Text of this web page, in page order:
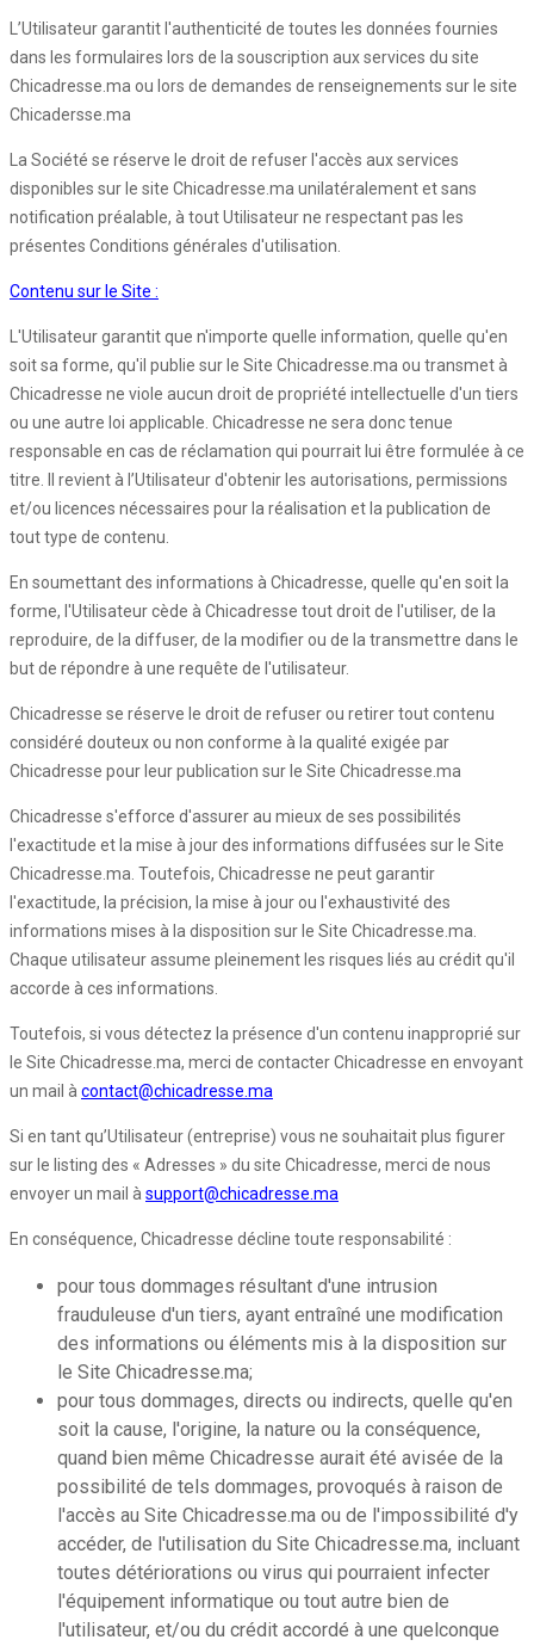
L’Utilisateur garantit l'authenticité de toutes les données fournies
dans les formulaires lors de la souscription aux services du site
Chicadresse.ma ou lors de demandes de renseignements sur le site
Chicadersse.ma
La Société se réserve le droit de refuser l'accès aux services
disponibles sur le site Chicadresse.ma unilatéralement et sans
notification préalable, à tout Utilisateur ne respectant pas les
présentes Conditions générales d'utilisation.
Contenu sur le Site :
L'Utilisateur garantit que n'importe quelle information, quelle qu'en
soit sa forme, qu'il publie sur le Site Chicadresse.ma ou transmet à
Chicadresse ne viole aucun droit de propriété intellectuelle d'un tiers
ou une autre loi applicable. Chicadresse ne sera donc tenue
responsable en cas de réclamation qui pourrait lui être formulée à ce
titre. Il revient à l’Utilisateur d'obtenir les autorisations, permissions
et/ou licences nécessaires pour la réalisation et la publication de
tout type de contenu.
En soumettant des informations à Chicadresse, quelle qu'en soit la
forme, l'Utilisateur cède à Chicadresse tout droit de l'utiliser, de la
reproduire, de la diffuser, de la modifier ou de la transmettre dans le
but de répondre à une requête de l'utilisateur.
Chicadresse se réserve le droit de refuser ou retirer tout contenu
considéré douteux ou non conforme à la qualité exigée par
Chicadresse pour leur publication sur le Site Chicadresse.ma
Chicadresse s'efforce d'assurer au mieux de ses possibilités
l'exactitude et la mise à jour des informations diffusées sur le Site
Chicadresse.ma. Toutefois, Chicadresse ne peut garantir
l'exactitude, la précision, la mise à jour ou l'exhaustivité des
informations mises à la disposition sur le Site Chicadresse.ma.
Chaque utilisateur assume pleinement les risques liés au crédit qu'il
accorde à ces informations.
Toutefois, si vous détectez la présence d'un contenu inapproprié sur
le Site Chicadresse.ma, merci de contacter Chicadresse en envoyant
un mail àcontact@chicadresse.ma
Si en tant qu’Utilisateur (entreprise) vous ne souhaitait plus figurer
sur le listing des « Adresses » du site Chicadresse, merci de nous
envoyer un mail àsupport@chicadresse.ma
En conséquence, Chicadresse décline toute responsabilité :
pour tous dommages résultant d'une intrusion
frauduleuse d'un tiers, ayant entraîné une modification
des informations ou éléments mis à la disposition sur
le Site Chicadresse.ma;
pour tous dommages, directs ou indirects, quelle qu'en
soit la cause, l'origine, la nature ou la conséquence,
quand bien même Chicadresse aurait été avisée de la
possibilité de tels dommages, provoqués à raison de
l'accès au Site Chicadresse.ma ou de l'impossibilité d'y
accéder, de l'utilisation du Site Chicadresse.ma, incluant
toutes détériorations ou virus qui pourraient infecter
l'équipement informatique ou tout autre bien de
l'utilisateur, et/ou du crédit accordé à une quelconque